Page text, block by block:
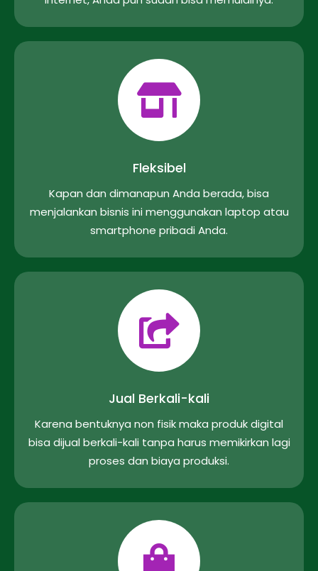
Fleksibel
Kapan dan dimanapun Anda berada, bisa
menjalankan bisnis ini menggunakan laptop atau
smartphone pribadi Anda.
Jual Berkali-kali
Karena bentuknya non fisik maka produk digital
bisa dijual berkali-kali tanpa harus memikirkan lagi
proses dan biaya produksi.